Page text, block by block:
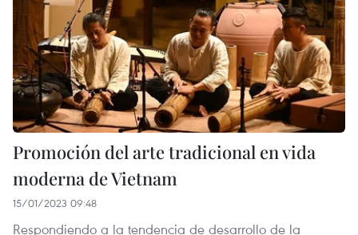
Promoción del arte tradicional en vida
moderna de Vietnam
15/01/2023 09:48
Respondiendo a la tendencia de desarrollo de la